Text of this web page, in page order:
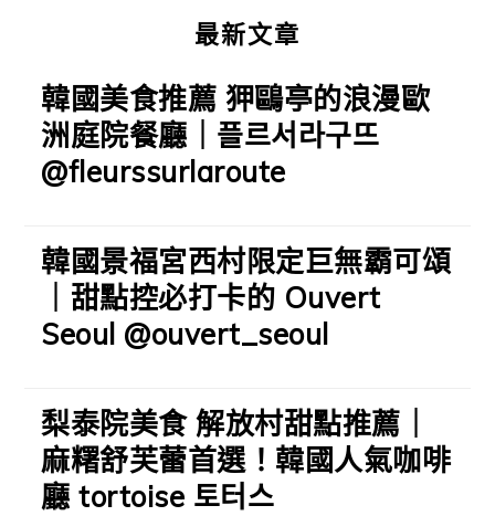
最新文章
韓國美食推薦 狎鷗亭的浪漫歐
洲庭院餐廳｜플르서라구뜨
@fleurssurlaroute
韓國景福宮西村限定巨無霸可頌
｜甜點控必打卡的 Ouvert
Seoul @ouvert_seoul
梨泰院美食 解放村甜點推薦｜
麻糬舒芙蕾首選！韓國人氣咖啡
廳 tortoise 토터스